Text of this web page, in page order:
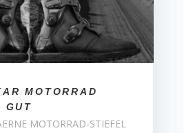
MOTORRAD
GUT
MOTORRAD-STIEFEL